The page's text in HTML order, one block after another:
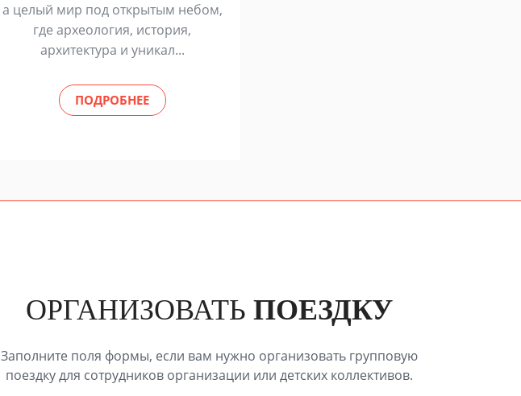
а целый мир под открытым небом,
где археология, история,
архитектура и уникал...
ПОДРОБНЕЕ
ОРГАНИЗОВАТЬ ПОЕЗДКУ
Заполните поля формы, если вам нужно организовать групповую
поездку для сотрудников организации или детских коллективов.